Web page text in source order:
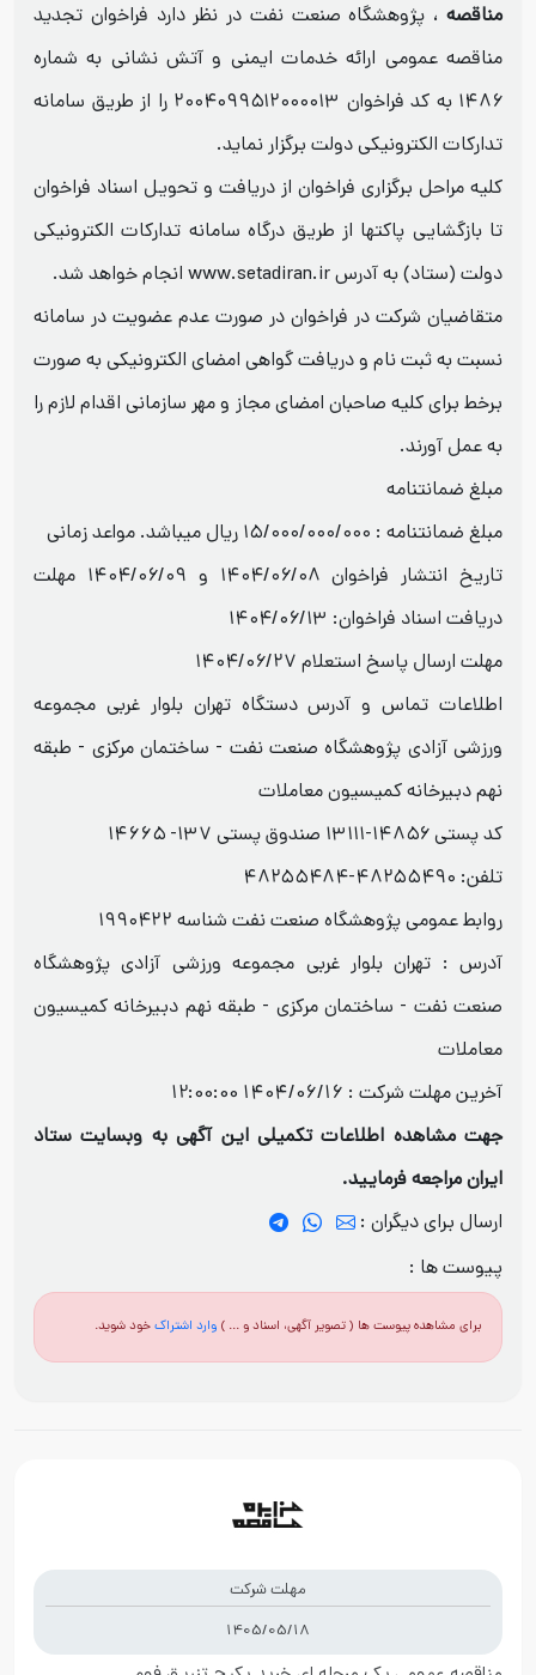
مناقصه ، پژوهشگاه صنعت نفت در نظر دارد فراخوان تجدید
مناقصه عمومی ارائه خدمات ایمنی و آتش نشانی به شماره
۱۴۸۶ به کد فراخوان ۲۰۰۴۰۹۹۵۱۲۰۰۰۰۱۳ را از طریق سامانه
تدارکات الکترونیکی دولت برگزار نماید.
کلیه مراحل برگزاری فراخوان از دریافت و تحویل اسناد فراخوان
تا بازگشایی پاکتها از طریق درگاه سامانه تدارکات الکترونیکی
دولت (ستاد) به آدرس www.setadiran.ir انجام خواهد شد.
متقاضیان شرکت در فراخوان در صورت عدم عضویت در سامانه
نسبت به ثبت نام و دریافت گواهی امضای الکترونیکی به صورت
برخط برای کلیه صاحبان امضای مجاز و مهر سازمانی اقدام لازم را
به عمل آورند.
مبلغ ضمانتنامه
مبلغ ضمانتنامه : ۱۵/۰۰۰/۰۰۰/۰۰۰ ریال میباشد. مواعد زمانی
تاریخ انتشار فراخوان ۱۴۰۴/۰۶/۰۸ و ۱۴۰۴/۰۶/۰۹ مهلت
دریافت اسناد فراخوان: ۱۴۰۴/۰۶/۱۳
مهلت ارسال پاسخ استعلام ۱۴۰۴/۰۶/۲۷
اطلاعات تماس و آدرس دستگاه تهران بلوار غربی مجموعه
ورزشی آزادی پژوهشگاه صنعت نفت - ساختمان مرکزی - طبقه
نهم دبیرخانه کمیسیون معاملات
کد پستی ۱۴۸۵۶-۱۳۱۱۱ صندوق پستی ۱۳۷- ۱۴۶۶۵
تلفن: ۴۸۲۵۵۴۹۰-۴۸۲۵۵۴۸۴
روابط عمومی پژوهشگاه صنعت نفت شناسه ۱۹۹۰۴۲۲
آدرس : تهران بلوار غربی مجموعه ورزشی آزادی پژوهشگاه
صنعت نفت - ساختمان مرکزی - طبقه نهم دبیرخانه کمیسیون
معاملات
آخرین مهلت شرکت : 1404/06/16 12:00:00
جهت مشاهده اطلاعات تکمیلی این آگهی به وبسایت ستاد
ایران مراجعه فرمایید.
ارسال برای دیگران :
پیوست ها :
برای مشاهده پیوست ها ( تصویر آگهی، اسناد و ... ) وارد اشتراکخود شوید.
مهلت شرکت
1405/05/18